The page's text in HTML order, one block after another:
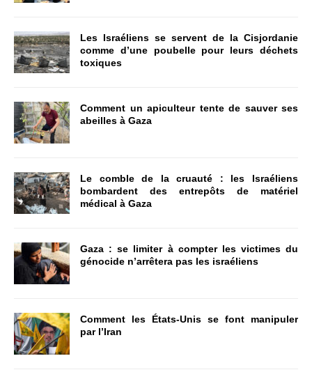
Les Israéliens se servent de la Cisjordanie
comme d’une poubelle pour leurs déchets
toxiques
Comment un apiculteur tente de sauver ses
abeilles à Gaza
Le comble de la cruauté : les Israéliens
bombardent des entrepôts de matériel
médical à Gaza
Gaza : se limiter à compter les victimes du
génocide n’arrêtera pas les israéliens
Comment les États-Unis se font manipuler
par l’Iran